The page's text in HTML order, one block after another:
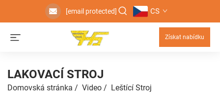
[email protected] CS
Získat nabídku
LAKOVACÍ STROJ
Domovská stránka / Video / Leštící Stroj